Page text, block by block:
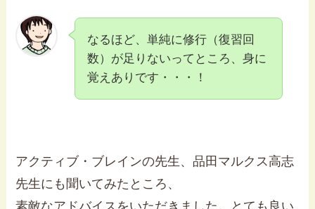
なるほど、単純に修行（復習回
数）が足りないってところ、身に
覚えありです・・・！
アクティブ・ブレインの先生、品田マルクス高志
先生にも聞いてみたところ、
素敵なアドバイスをいただきました。とても良い